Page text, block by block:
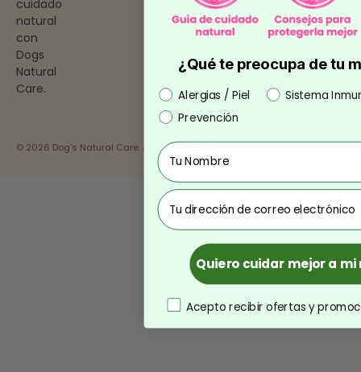
cuidado
natural
con
Dogs
Natural
Care.
© 2026 Dog’s Natural Care. All Rights Reserved.
¿Qué te preocupa de tu
Preocupación
Alergias / Piel
Sistema
Prevención
Nombre
correo
Quiero cuidar mejor a
consentimiento
Acepto recibir ofertas y